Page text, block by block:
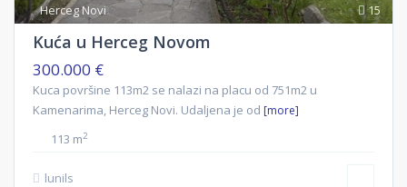
15
Herceg Novi
Kuća u Herceg Novom
300.000 €
Kuca površine 113m2 se nalazi na placu od 751m2 u
Kamenarima, Herceg Novi. Udaljena je od [more]
113 m2
lunils